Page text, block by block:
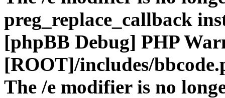
preg_replace_callback
[phpBB Debug] PHP
[ROOT]/includes/
The /e modifier is no